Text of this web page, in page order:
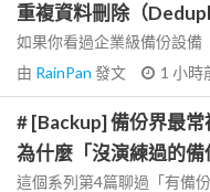
重複資料刪除（
如果你看過企業級備份設備
由 RainPan 發文 1 小時
# [Backup] 備份界最
為什麼「沒演練過的
這個系列第4篇聊過「有備